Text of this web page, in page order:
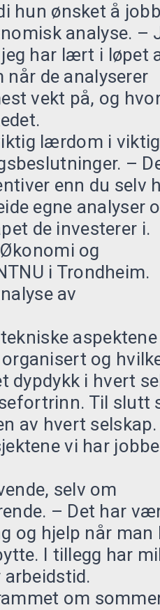
hun ønsket å
analyse. –
har lært i løpet
de analyserer
vekt på, og
lærdom i
–
enn du selv
egne analyser
de investerer i.
og
i Trondheim.
av
aspektene
og
dypdykk i hvert
Til slutt
av hvert selskap.
vi har
selv om
– Det har
og hjelp når man
I tillegg har
om